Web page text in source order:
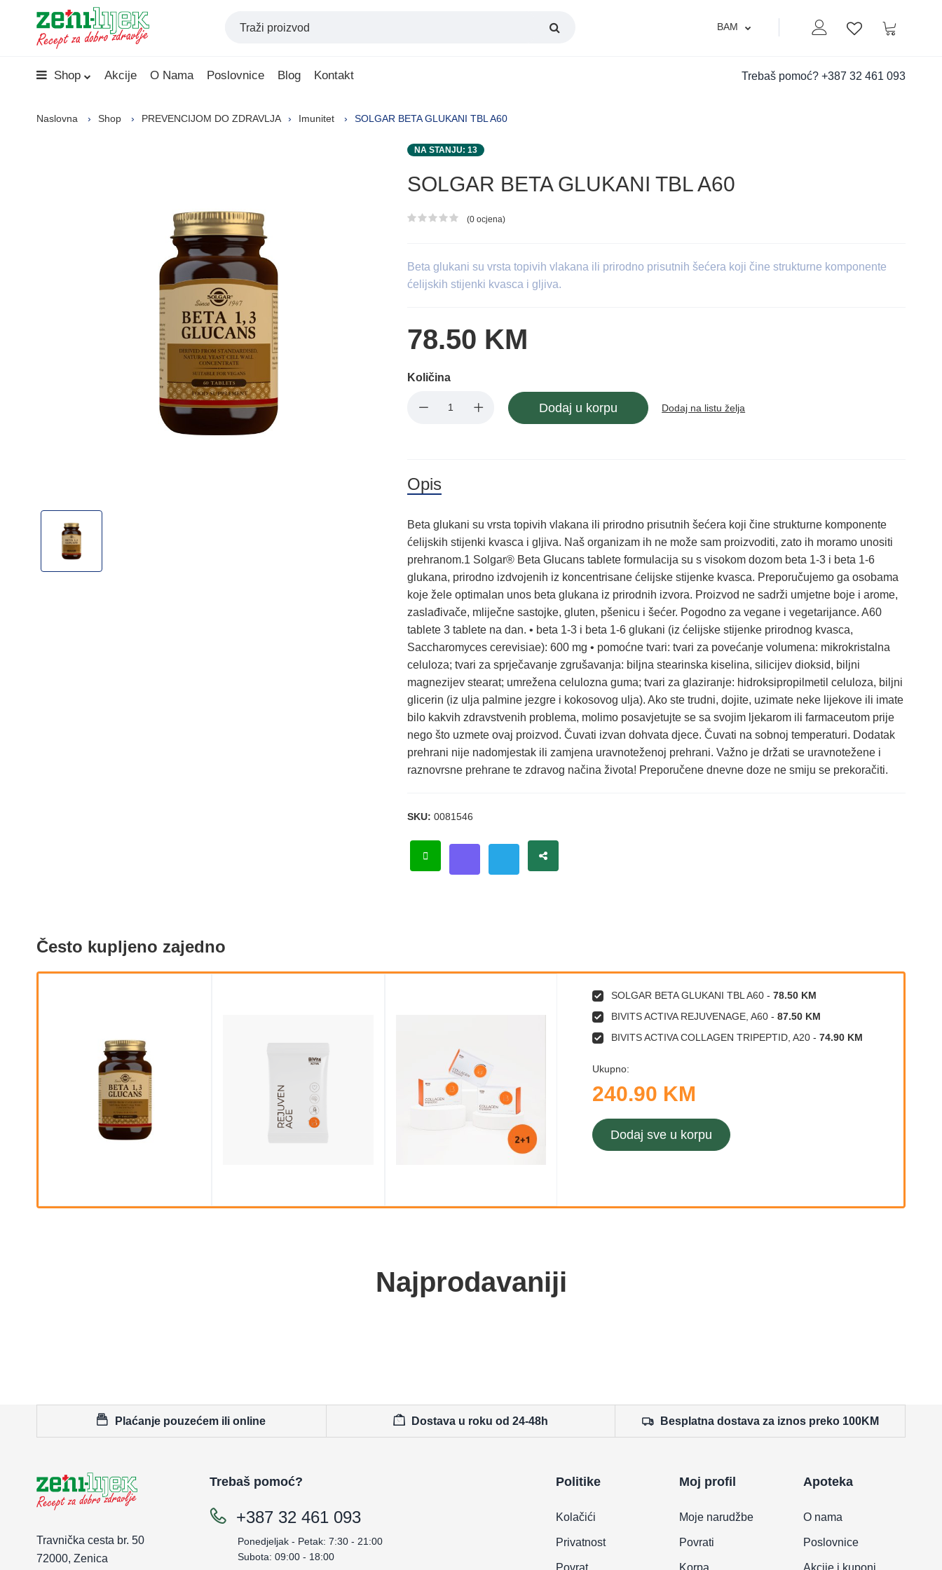
Moj nalogLista zelja
Korpa
BAM
Shop Akcije O Nama Poslovnice Blog Kontakt Trebaš pomoć? +387 32 461 093
Naslovna Shop PREVENCIJOM DO ZDRAVLJA Imunitet SOLGAR BETA GLUKANI TBL A60
NA STANJU: 13
SOLGAR BETA GLUKANI TBL A60
Ocjena proizvoda
(0 ocjena)
Beta glukani su vrsta topivih vlakana ili prirodno prisutnih šećera koji čine strukturne komponente
ćelijskih stijenki kvasca i gljiva.
78.50 KM
Količina
Dodaj u korpu Dodaj na listu želja
Opis
Beta glukani su vrsta topivih vlakana ili prirodno prisutnih šećera koji čine strukturne komponente
ćelijskih stijenki kvasca i gljiva. Naš organizam ih ne može sam proizvoditi, zato ih moramo unositi
prehranom.1 Solgar® Beta Glucans tablete formulacija su s visokom dozom beta 1-3 i beta 1-6
glukana, prirodno izdvojenih iz koncentrisane ćelijske stijenke kvasca. Preporučujemo ga osobama
koje žele optimalan unos beta glukana iz prirodnih izvora. Proizvod ne sadrži umjetne boje i arome,
zaslađivače, mliječne sastojke, gluten, pšenicu i šećer. Pogodno za vegane i vegetarijance. A60
tablete 3 tablete na dan. • beta 1-3 i beta 1-6 glukani (iz ćelijske stijenke prirodnog kvasca,
Saccharomyces cerevisiae): 600 mg • pomoćne tvari: tvari za povećanje volumena: mikrokristalna
celuloza; tvari za sprječavanje zgrušavanja: biljna stearinska kiselina, silicijev dioksid, biljni
magnezijev stearat; umrežena celulozna guma; tvari za glaziranje: hidroksipropilmetil celuloza, biljni
glicerin (iz ulja palmine jezgre i kokosovog ulja). Ako ste trudni, dojite, uzimate neke lijekove ili imate
bilo kakvih zdravstvenih problema, molimo posavjetujte se sa svojim ljekarom ili farmaceutom prije
nego što uzmete ovaj proizvod. Čuvati izvan dohvata djece. Čuvati na sobnoj temperaturi. Dodatak
prehrani nije nadomjestak ili zamjena uravnoteženoj prehrani. Važno je držati se uravnotežene i
raznovrsne prehrane te zdravog načina života! Preporučene dnevne doze ne smiju se prekoračiti.
SKU:0081546
Često kupljeno zajedno
SOLGAR BETA GLUKANI TBL A60 -78.50 KM
BIVITS ACTIVA REJUVENAGE, A60 -87.50 KM
BIVITS ACTIVA COLLAGEN TRIPEPTID, A20 -74.90 KM
Ukupno:
240.90 KM
Dodaj sve u korpu
Najprodavaniji
Plaćanje pouzećem ili online Dostava u roku od 24-48h Besplatna dostava za iznos preko 100KM
Travnička cesta br. 50
72000, Zenica
Trebaš pomoć?
+387 32 461 093
Ponedjeljak - Petak: 7:30 - 21:00
Subota: 09:00 - 18:00
Politike
Kolačići
Privatnost
Povrat
Moj profil
Moje narudžbe
Povrati
Korpa
Apoteka
O nama
Poslovnice
Akcije i kuponi